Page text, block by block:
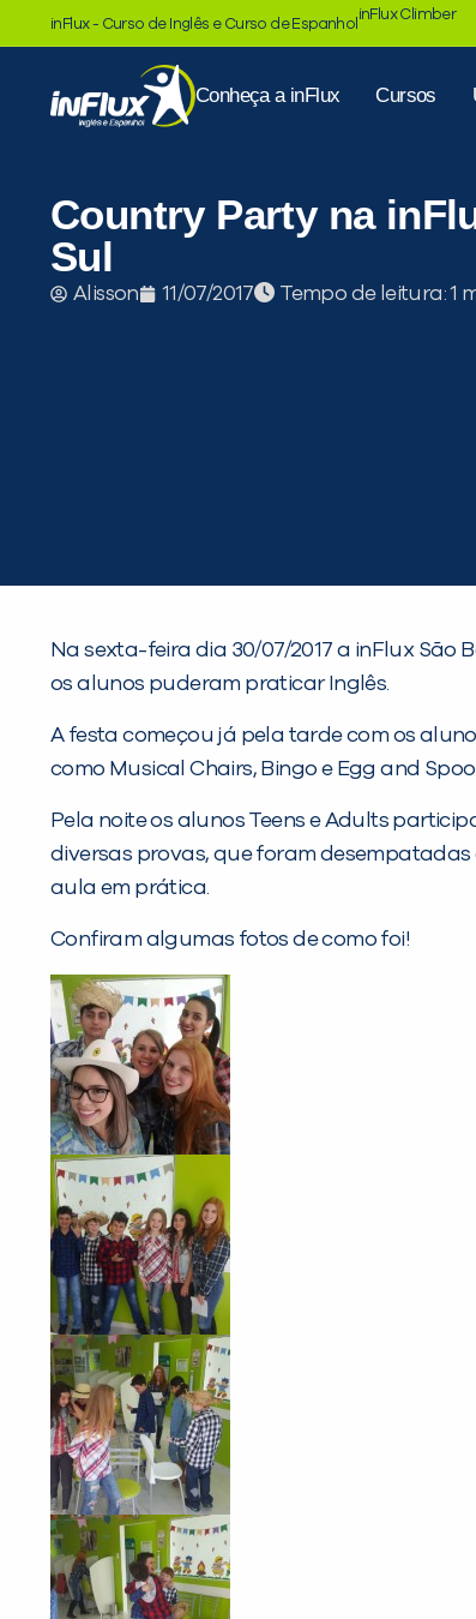
inFlux - Curso de Inglês e Curso de Espanhol
inFlux Climber
Conheça a inFlux Cursos
Country Party na
Sul
Alisson 11/07/2017 Tempo de leitura:
Na sexta-feira dia 30/07/2017 a inFlux São
os alunos puderam praticar Inglês.
A festa começou já pela tarde com os
como Musical Chairs, Bingo e Egg and
Pela noite os alunos Teens e Adults
diversas provas, que foram
aula em prática.
Confiram algumas fotos de como foi!